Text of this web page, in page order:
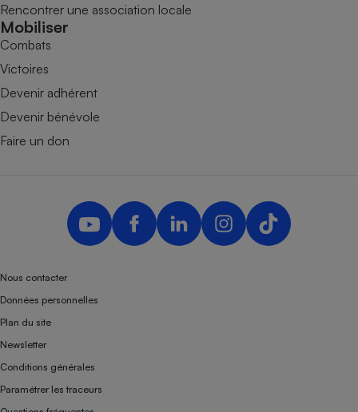
Rencontrer une association locale
Mobiliser
Combats
Victoires
Devenir adhérent
Devenir bénévole
Faire un don
Nous contacter
Données personnelles
Plan du site
Newsletter
Conditions générales
Paramétrer les traceurs